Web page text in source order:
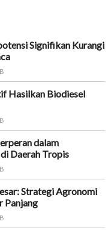
Signifikan Kurangi
Hasilkan Biodiesel
dalam
Daerah Tropis
Strategi Agronomi
Panjang